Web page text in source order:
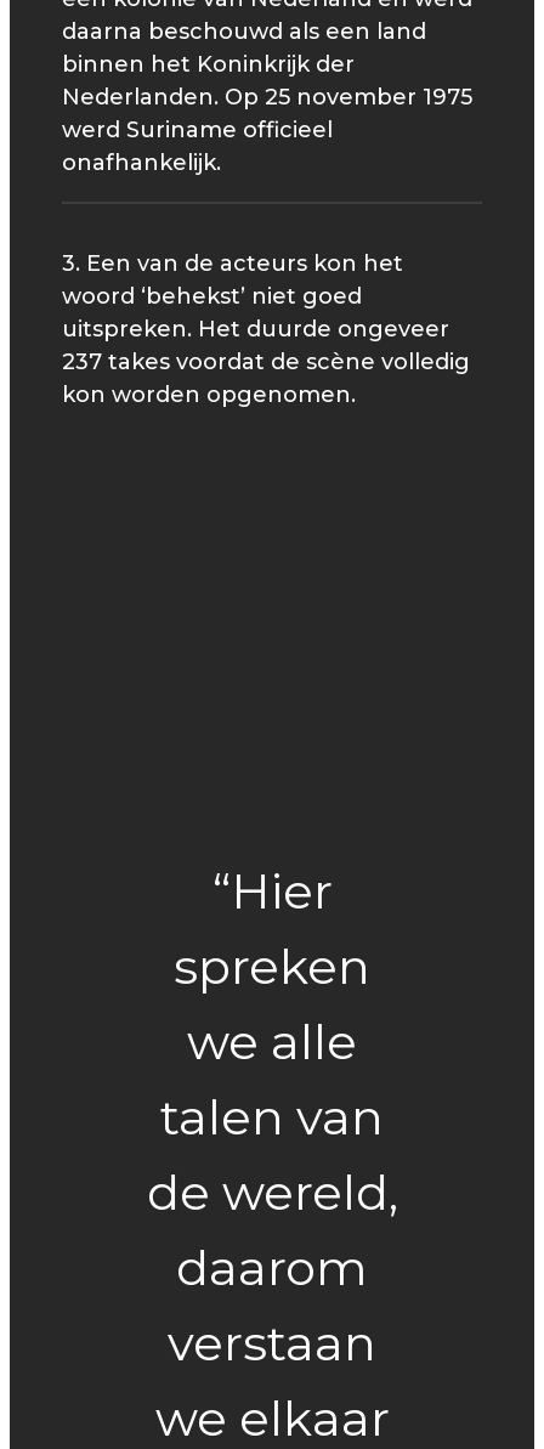
daarna beschouwd als een land
binnen het Koninkrijk der
Nederlanden. Op 25 november 1975
werd Suriname officieel
onafhankelijk.
3. Een van de acteurs kon het
woord ‘behekst’ niet goed
uitspreken. Het duurde ongeveer
237 takes voordat de scène volledig
kon worden opgenomen.
“Hier
spreken
we alle
talen van
de wereld,
daarom
verstaan
we elkaar